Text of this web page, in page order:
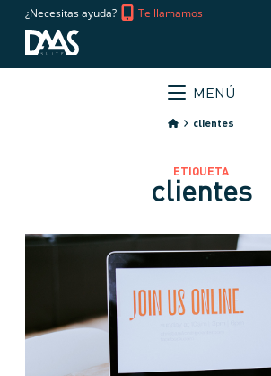
¿Necesitas ayuda? Te llamamos
MENÚ
clientes
ETIQUETA
clientes